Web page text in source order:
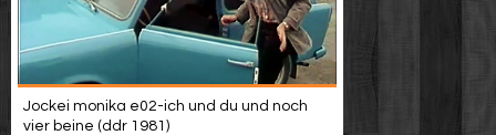
Jockei monika e02-ich und du und noch
vier beine (ddr 1981)